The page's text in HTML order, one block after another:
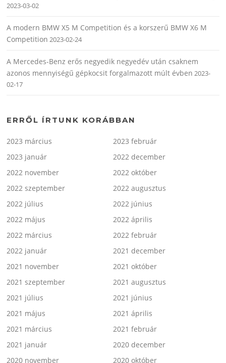
2023-03-02
A modern BMW X5 M Competition és a korszerű BMW X6 M
Competition 2023-02-24
A Mercedes-Benz erős negyedik negyedév után csaknem
azonos mennyiségű gépkocsit forgalmazott múlt évben 2023-
02-17
ERRŐL ÍRTUNK KORÁBBAN
2023 március
2023 február
2023 január
2022 december
2022 november
2022 október
2022 szeptember
2022 augusztus
2022 július
2022 június
2022 május
2022 április
2022 március
2022 február
2022 január
2021 december
2021 november
2021 október
2021 szeptember
2021 augusztus
2021 július
2021 június
2021 május
2021 április
2021 március
2021 február
2021 január
2020 december
2020 november
2020 október